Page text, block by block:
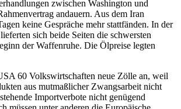
zwischen Washington und
andauern. Aus dem Iran
keine Gespräche mehr stattfänden. In der
sich beide Seiten die schwersten
der Waffenruhe. Die Ölpreise legten
60 Volkswirtschaften neue Zölle an, weil
aus mutmaßlicher Zwangsarbeit nicht
Importverbote nicht genügend